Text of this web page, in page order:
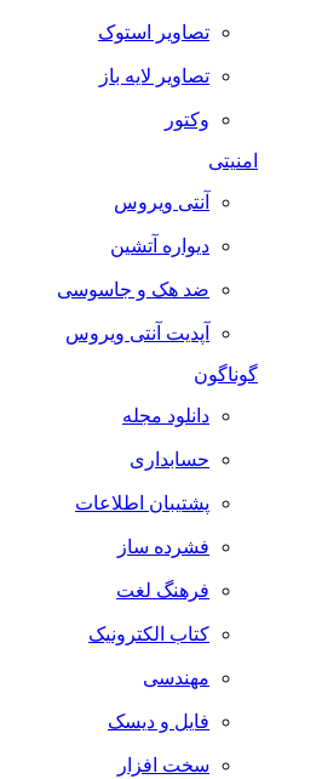
تصاویر استوک
تصاویر لایه باز
وکتور
امنیتی
آنتی ویروس
دیواره آتشین
ضد هک و جاسوسی
آپدیت آنتی ویروس
گوناگون
دانلود مجله
حسابداری
پشتیبان اطلاعات
فشرده ساز
فرهنگ لغت
کتاب الکترونیک
مهندسی
فایل و دیسک
سخت افزار